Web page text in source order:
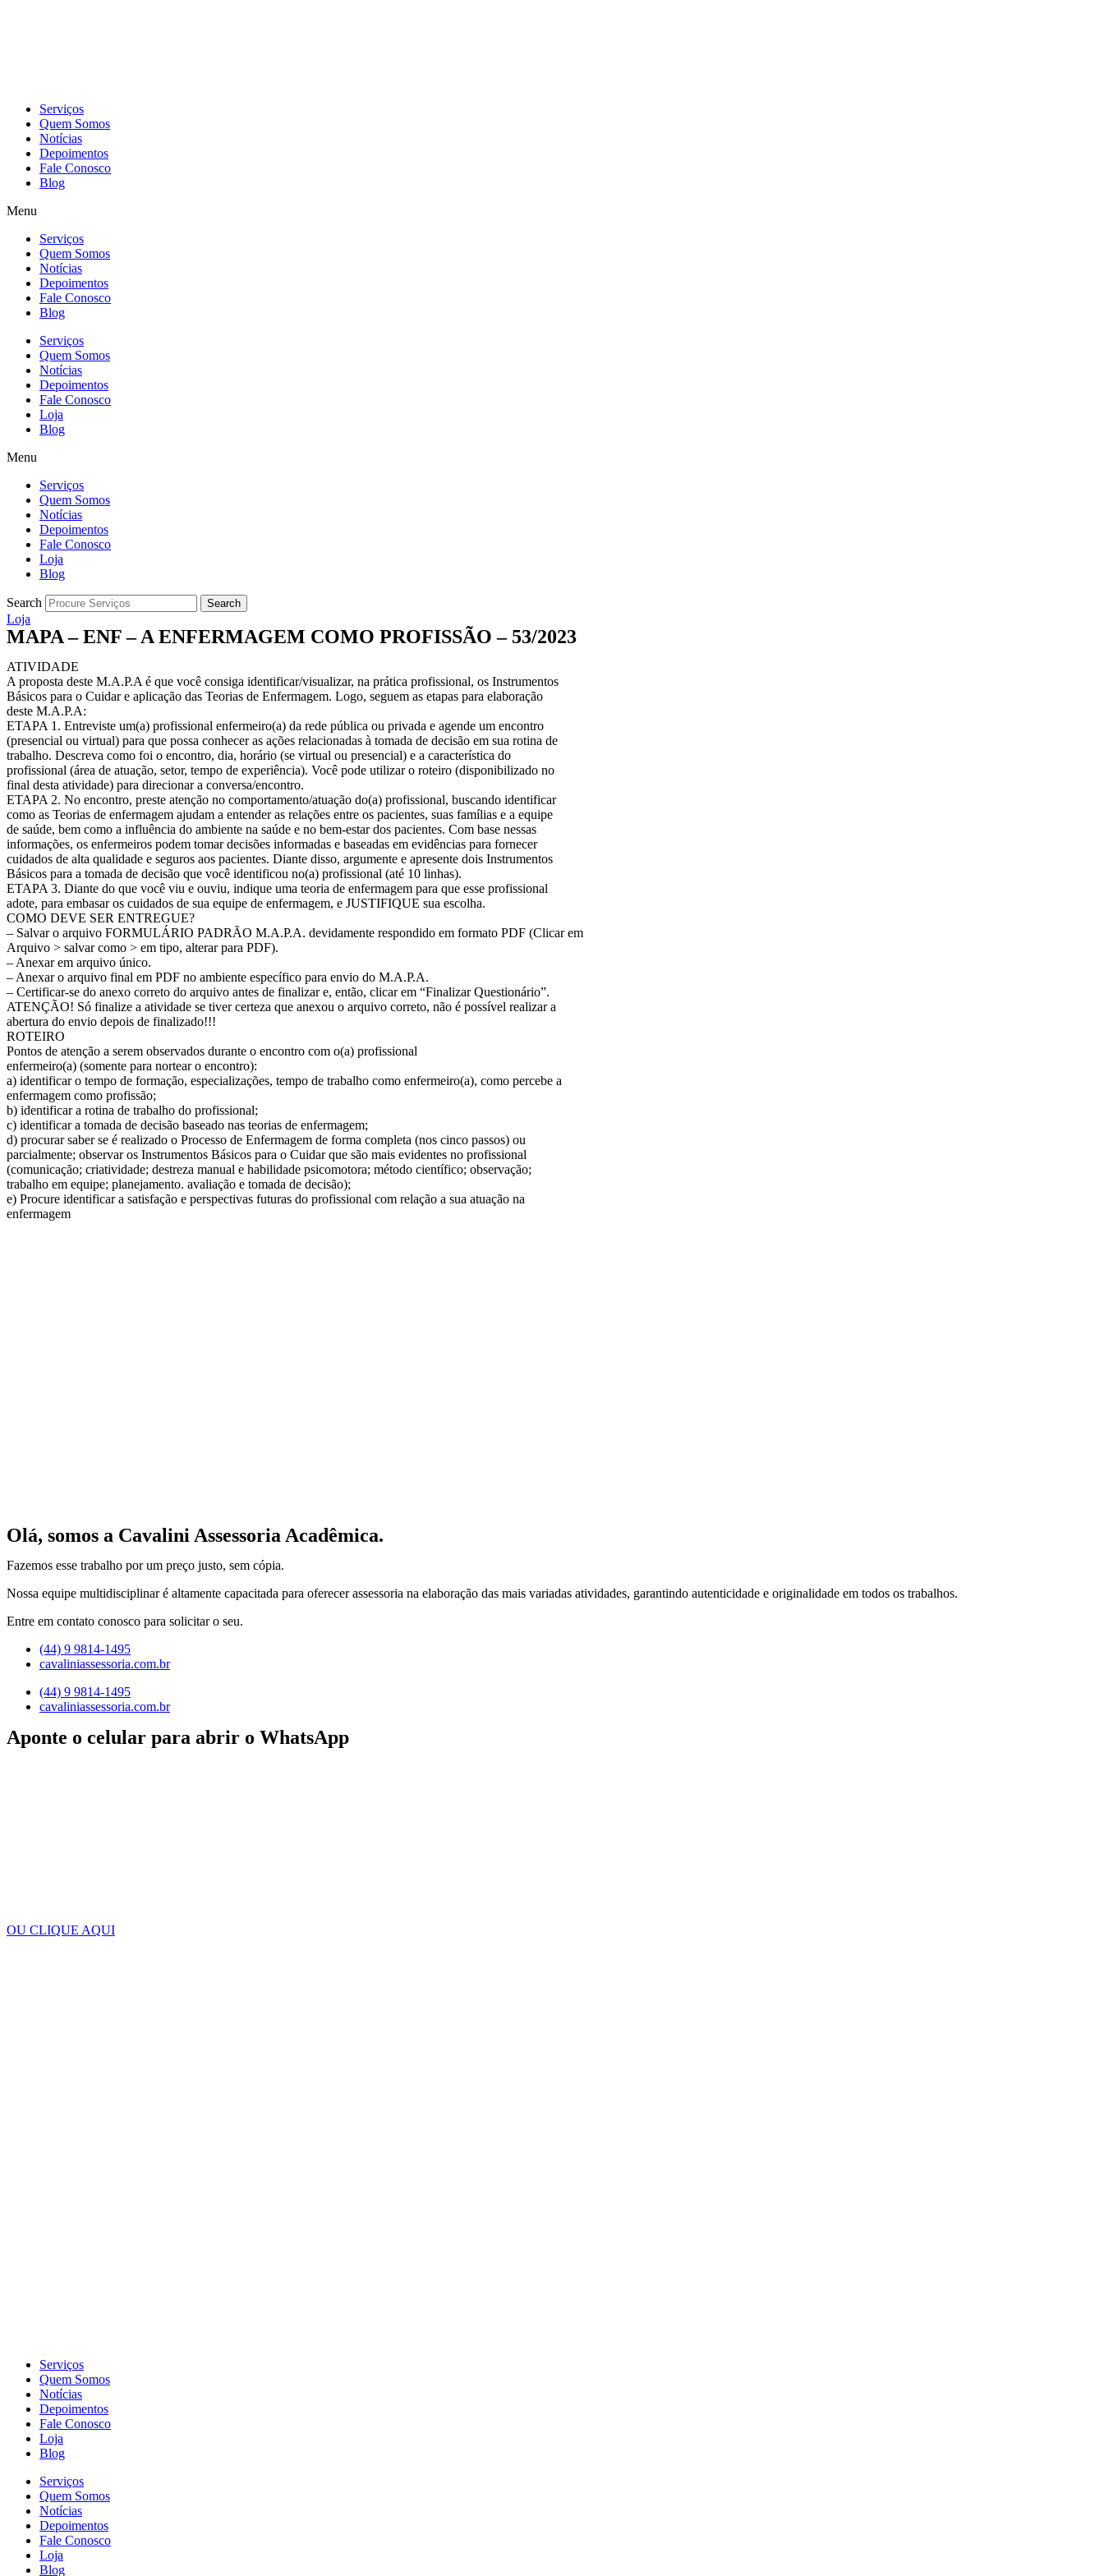
Serviços
Quem Somos
Notícias
Depoimentos
Fale Conosco
Blog
Menu
Serviços
Quem Somos
Notícias
Depoimentos
Fale Conosco
Blog
Serviços
Quem Somos
Notícias
Depoimentos
Fale Conosco
Loja
Blog
Menu
Serviços
Quem Somos
Notícias
Depoimentos
Fale Conosco
Loja
Blog
Search Search
Loja
MAPA – ENF – A ENFERMAGEM COMO PROFISSÃO – 53/2023
ATIVIDADE
A proposta deste M.A.P.A é que você consiga identificar/visualizar, na prática profissional, os Instrumentos
Básicos para o Cuidar e aplicação das Teorias de Enfermagem. Logo, seguem as etapas para elaboração
deste M.A.P.A:
ETAPA 1. Entreviste um(a) profissional enfermeiro(a) da rede pública ou privada e agende um encontro
(presencial ou virtual) para que possa conhecer as ações relacionadas à tomada de decisão em sua rotina de
trabalho. Descreva como foi o encontro, dia, horário (se virtual ou presencial) e a característica do
profissional (área de atuação, setor, tempo de experiência). Você pode utilizar o roteiro (disponibilizado no
final desta atividade) para direcionar a conversa/encontro.
ETAPA 2. No encontro, preste atenção no comportamento/atuação do(a) profissional, buscando identificar
como as Teorias de enfermagem ajudam a entender as relações entre os pacientes, suas famílias e a equipe
de saúde, bem como a influência do ambiente na saúde e no bem-estar dos pacientes. Com base nessas
informações, os enfermeiros podem tomar decisões informadas e baseadas em evidências para fornecer
cuidados de alta qualidade e seguros aos pacientes. Diante disso, argumente e apresente dois Instrumentos
Básicos para a tomada de decisão que você identificou no(a) profissional (até 10 linhas).
ETAPA 3. Diante do que você viu e ouviu, indique uma teoria de enfermagem para que esse profissional
adote, para embasar os cuidados de sua equipe de enfermagem, e JUSTIFIQUE sua escolha.
COMO DEVE SER ENTREGUE?
– Salvar o arquivo FORMULÁRIO PADRÃO M.A.P.A. devidamente respondido em formato PDF (Clicar em
Arquivo > salvar como > em tipo, alterar para PDF).
– Anexar em arquivo único.
– Anexar o arquivo final em PDF no ambiente específico para envio do M.A.P.A.
– Certificar-se do anexo correto do arquivo antes de finalizar e, então, clicar em “Finalizar Questionário”.
ATENÇÃO! Só finalize a atividade se tiver certeza que anexou o arquivo correto, não é possível realizar a
abertura do envio depois de finalizado!!!
ROTEIRO
Pontos de atenção a serem observados durante o encontro com o(a) profissional
enfermeiro(a) (somente para nortear o encontro):
a) identificar o tempo de formação, especializações, tempo de trabalho como enfermeiro(a), como percebe a
enfermagem como profissão;
b) identificar a rotina de trabalho do profissional;
c) identificar a tomada de decisão baseado nas teorias de enfermagem;
d) procurar saber se é realizado o Processo de Enfermagem de forma completa (nos cinco passos) ou
parcialmente; observar os Instrumentos Básicos para o Cuidar que são mais evidentes no profissional
(comunicação; criatividade; destreza manual e habilidade psicomotora; método científico; observação;
trabalho em equipe; planejamento. avaliação e tomada de decisão);
e) Procure identificar a satisfação e perspectivas futuras do profissional com relação a sua atuação na
enfermagem
Olá, somos a Cavalini Assessoria Acadêmica.
Fazemos esse trabalho por um preço justo, sem cópia.
Nossa equipe multidisciplinar é altamente capacitada para oferecer assessoria na elaboração das mais variadas atividades, garantindo autenticidade e originalidade em todos os trabalhos.
Entre em contato conosco para solicitar o seu.
(44) 9 9814-1495
cavaliniassessoria.com.br
(44) 9 9814-1495
cavaliniassessoria.com.br
Aponte o celular para abrir o WhatsApp
OU CLIQUE AQUI
Serviços
Quem Somos
Notícias
Depoimentos
Fale Conosco
Loja
Blog
Serviços
Quem Somos
Notícias
Depoimentos
Fale Conosco
Loja
Blog